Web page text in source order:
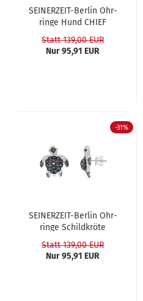
SEINERZEIT-​​Ber­lin Ohr­
rin­ge Hund CHIEF
Statt 139,00 EUR
Nur 95,91 EUR
-31%
SEINERZEIT-​​Ber­lin Ohr­
rin­ge Schild­krö­te
Statt 139,00 EUR
Nur 95,91 EUR